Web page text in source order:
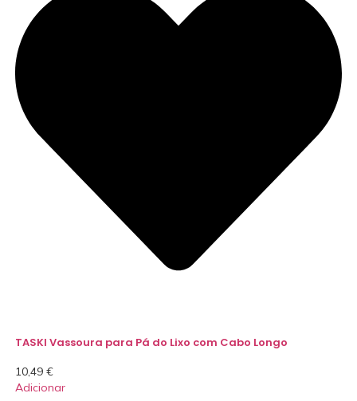
TASKI Vassoura para Pá do Lixo com Cabo Longo
10,49 €
Adicionar